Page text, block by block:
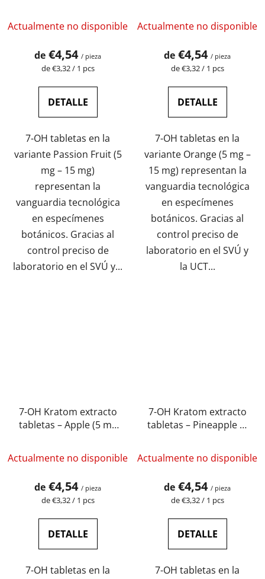
Actualmente no disponible
de €4,54 / pieza
Precio
la
medida:
de €3,32 / 1 pcs
DETALLE
7-OH tabletas en la
variante Passion Fruit (5
mg – 15 mg)
representan la
vanguardia tecnológica
en especímenes
botánicos. Gracias al
control preciso de
laboratorio en el SVÚ y...
Actualmente no disponible
de €4,54 / pieza
Precio
la
medida:
de €3,32 / 1 pcs
DETALLE
7-OH tabletas en la
variante Orange (5 mg –
15 mg) representan la
vanguardia tecnológica
en especímenes
botánicos. Gracias al
control preciso de
laboratorio en el SVÚ y
la UCT...
7-OH Kratom extracto
tabletas – Apple (5 mg
Actualmente no disponible
de €4,54 / pieza
Precio
la
medida:
de €3,32 / 1 pcs
DETALLE
7-OH tabletas en la
7-OH Kratom extracto
tabletas – Pineapple (5
Actualmente no disponible
de €4,54 / pieza
Precio
la
medida:
de €3,32 / 1 pcs
DETALLE
7-OH tabletas en la